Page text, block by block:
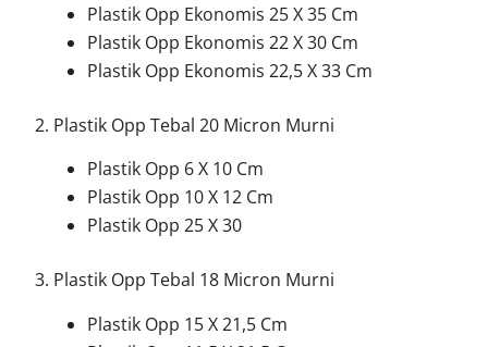
Plastik Opp Ekonomis 25 X 35 Cm
Plastik Opp Ekonomis 22 X 30 Cm
Plastik Opp Ekonomis 22,5 X 33 Cm
2. Plastik Opp Tebal 20 Micron Murni
Plastik Opp 6 X 10 Cm
Plastik Opp 10 X 12 Cm
Plastik Opp 25 X 30
3. Plastik Opp Tebal 18 Micron Murni
Plastik Opp 15 X 21,5 Cm